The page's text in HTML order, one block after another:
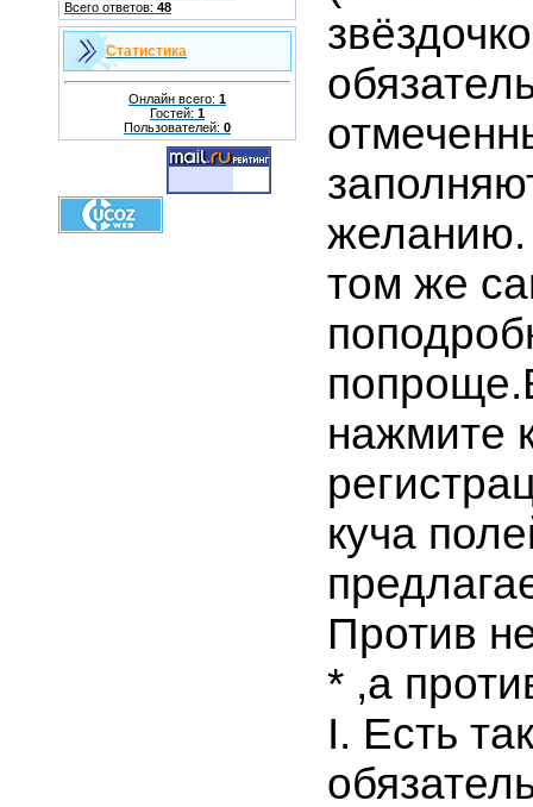
Всего ответов: 48
Статистика
Онлайн всего: 1
Гостей: 1
Пользователей: 0
желанию.
том же
нажмите
куча
Против
* ,а
I. Есть